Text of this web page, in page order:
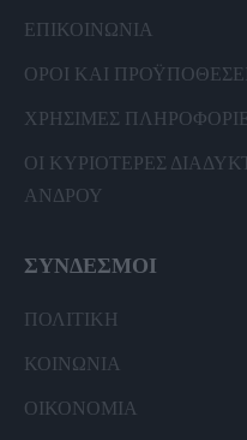
ΕΠΙΚΟΙΝΩΝΙΑ
ΟΡΟΙ ΚΑΙ
ΧΡΗΣΙΜΕΣ
ΟΙ ΚΥΡΙΟΤΕΡΕΣ
ΑΝΔΡΟΥ
ΣΥΝΔΕΣΜΟΙ
ΠΟΛΙΤΙΚΗ
ΚΟΙΝΩΝΙΑ
ΟΙΚΟΝΟΜΙΑ